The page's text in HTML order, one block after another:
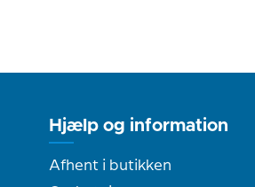
Hjælp og information
Afhent i butikken